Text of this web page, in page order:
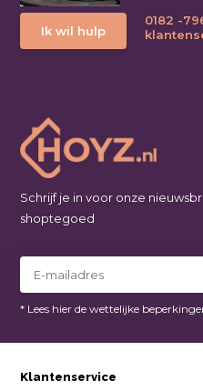
Ik wil hulp
0182 -
Schrijf je in voor onze
shoptegoed
* Lees hier de wettelijke
Klantenservice